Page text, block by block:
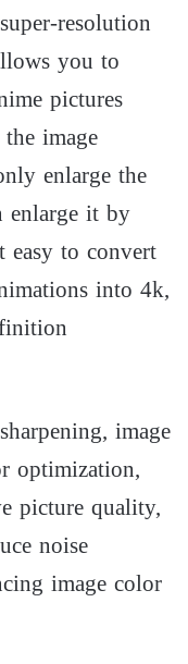
resolution
you to
pictures
image
enlarge the
enlarge it by
to convert
into 4k,
image
optimization,
picture quality,
noise
image color